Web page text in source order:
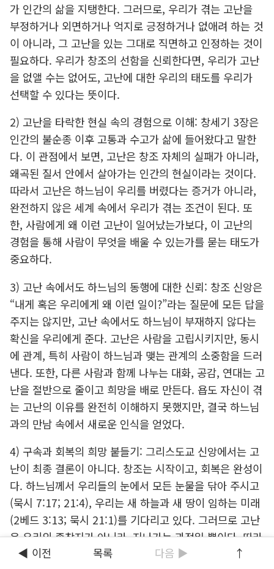
가 인간의 삶을 지탱한다. 그러므로, 우리가 겪는 고난을
부정하거나 외면하거나 억지로 긍정하거나 없애려 하는 것
이 아니라, 그 고난을 있는 그대로 직면하고 인정하는 것이
필요하다. 우리가 창조의 선함을 신뢰한다면, 우리가 고난
을 없앨 수는 없어도, 고난에 대한 우리의 태도를 우리가
선택할 수 있다는 뜻이다.
2) 고난을 타락한 현실 속의 경험으로 이해: 창세기 3장은
인간의 불순종 이후 고통과 수고가 삶에 들어왔다고 말한
다. 이 관점에서 보면, 고난은 창조 자체의 실패가 아니라,
왜곡된 질서 안에서 살아가는 인간의 현실이라는 것이다.
따라서 고난은 하느님이 우리를 버렸다는 증거가 아니라,
완전하지 않은 세계 속에서 우리가 겪는 조건이 된다. 또
한, 사람에게 왜 이런 고난이 일어났는가보다, 이 고난의
경험을 통해 사람이 무엇을 배울 수 있는가를 묻는 태도가
중요하다.
3) 고난 속에서도 하느님의 동행에 대한 신뢰: 창조 신앙은
“내게 혹은 우리에게 왜 이런 일이?”라는 질문에 모든 답을
주지는 않지만, 고난 속에서도 하느님이 부재하지 않다는
확신을 우리에게 준다. 고난은 사람을 고립시키지만, 동시
에 관계, 특히 사람이 하느님과 맺는 관계의 소중함을 드러
낸다. 또한, 다른 사람과 함께 나누는 대화, 공감, 연대는 고
난을 절반으로 줄이고 희망을 배로 만든다. 욥도 자신이 겪
는 고난의 이유를 완전히 이해하지 못했지만, 결국 하느님
과의 만남 속에서 새로운 인식을 얻었다.
4) 구속과 회복의 희망 붙들기: 그리스도교 신앙에서는 고
난이 최종 결론이 아니다. 창조는 시작이고, 회복은 완성이
다. 하느님께서 우리들의 눈에서 모든 눈물을 닦아 주시고
(묵시 7:17; 21:4), 우리는 새 하늘과 새 땅이 임하는 미래
(2베드 3:13; 묵시 21:1)를 기다리고 있다. 그러므로 고난
은 우리의 종착지가 아니라, 지나가는 과정일 뿐이다. 따라
서, 작은 희망을 놓지 않는 태도가 필요하고, 중요하다. 이
◀ 이전 목록 다음 ▶ ↑